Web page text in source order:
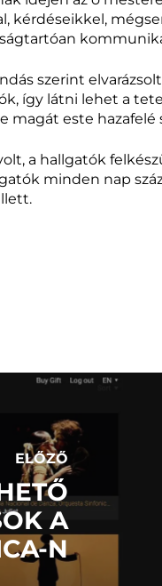
szerint
így látni lehet a
magát este hazafelé
a hallgatók
minden nap
ELŐZŐ
A
N